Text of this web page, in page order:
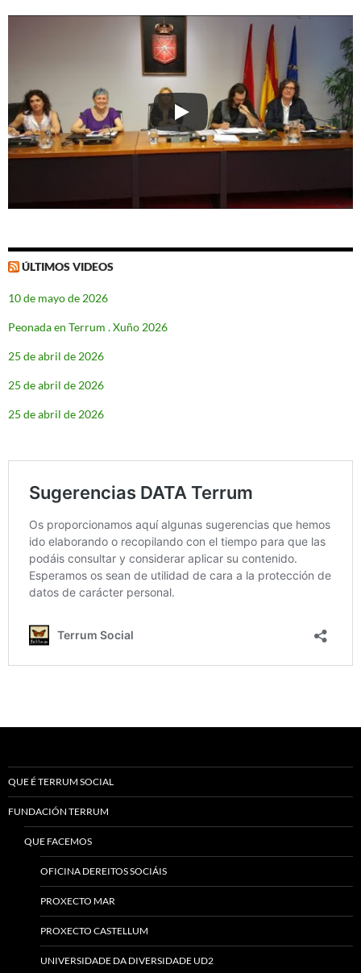
ÚLTIMOS VIDEOS
10 de mayo de 2026
Peonada en Terrum . Xuño 2026
25 de abril de 2026
25 de abril de 2026
25 de abril de 2026
QUE É TERRUM SOCIAL
FUNDACIÓN TERRUM
QUE FACEMOS
OFICINA DEREITOS SOCIÁIS
PROXECTO MAR
PROXECTO CASTELLUM
UNIVERSIDADE DA DIVERSIDADE UD2